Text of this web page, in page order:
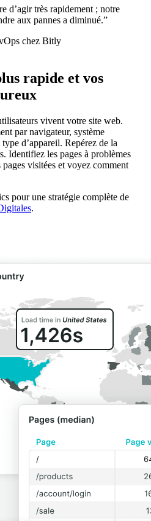
d’agir très rapidement ; notre
aux pannes a diminué.”
chez Bitly
rapide et vos
vivent votre site web.
par navigateur, système
d’appareil. Repérez de la
Identifiez les pages à problèmes
visitées et voyez comment
pour une stratégie complète de
.